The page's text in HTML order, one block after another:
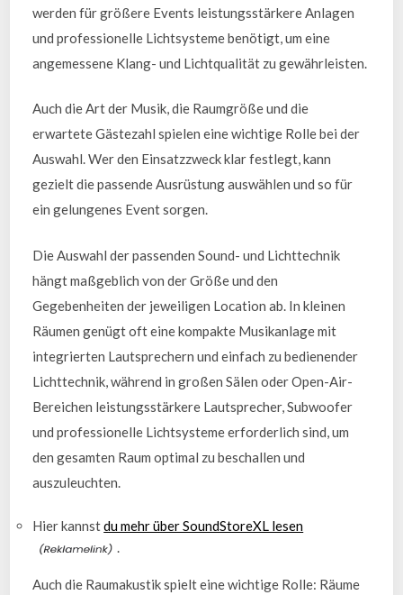
werden für größere Events leistungsstärkere Anlagen
und professionelle Lichtsysteme benötigt, um eine
angemessene Klang- und Lichtqualität zu gewährleisten.
Auch die Art der Musik, die Raumgröße und die
erwartete Gästezahl spielen eine wichtige Rolle bei der
Auswahl. Wer den Einsatzzweck klar festlegt, kann
gezielt die passende Ausrüstung auswählen und so für
ein gelungenes Event sorgen.
Die Auswahl der passenden Sound- und Lichttechnik
hängt maßgeblich von der Größe und den
Gegebenheiten der jeweiligen Location ab. In kleinen
Räumen genügt oft eine kompakte Musikanlage mit
integrierten Lautsprechern und einfach zu bedienender
Lichttechnik, während in großen Sälen oder Open-Air-
Bereichen leistungsstärkere Lautsprecher, Subwoofer
und professionelle Lichtsysteme erforderlich sind, um
den gesamten Raum optimal zu beschallen und
auszuleuchten.
Hier kannstdu mehr über SoundStoreXL lesen
.
Auch die Raumakustik spielt eine wichtige Rolle: Räume